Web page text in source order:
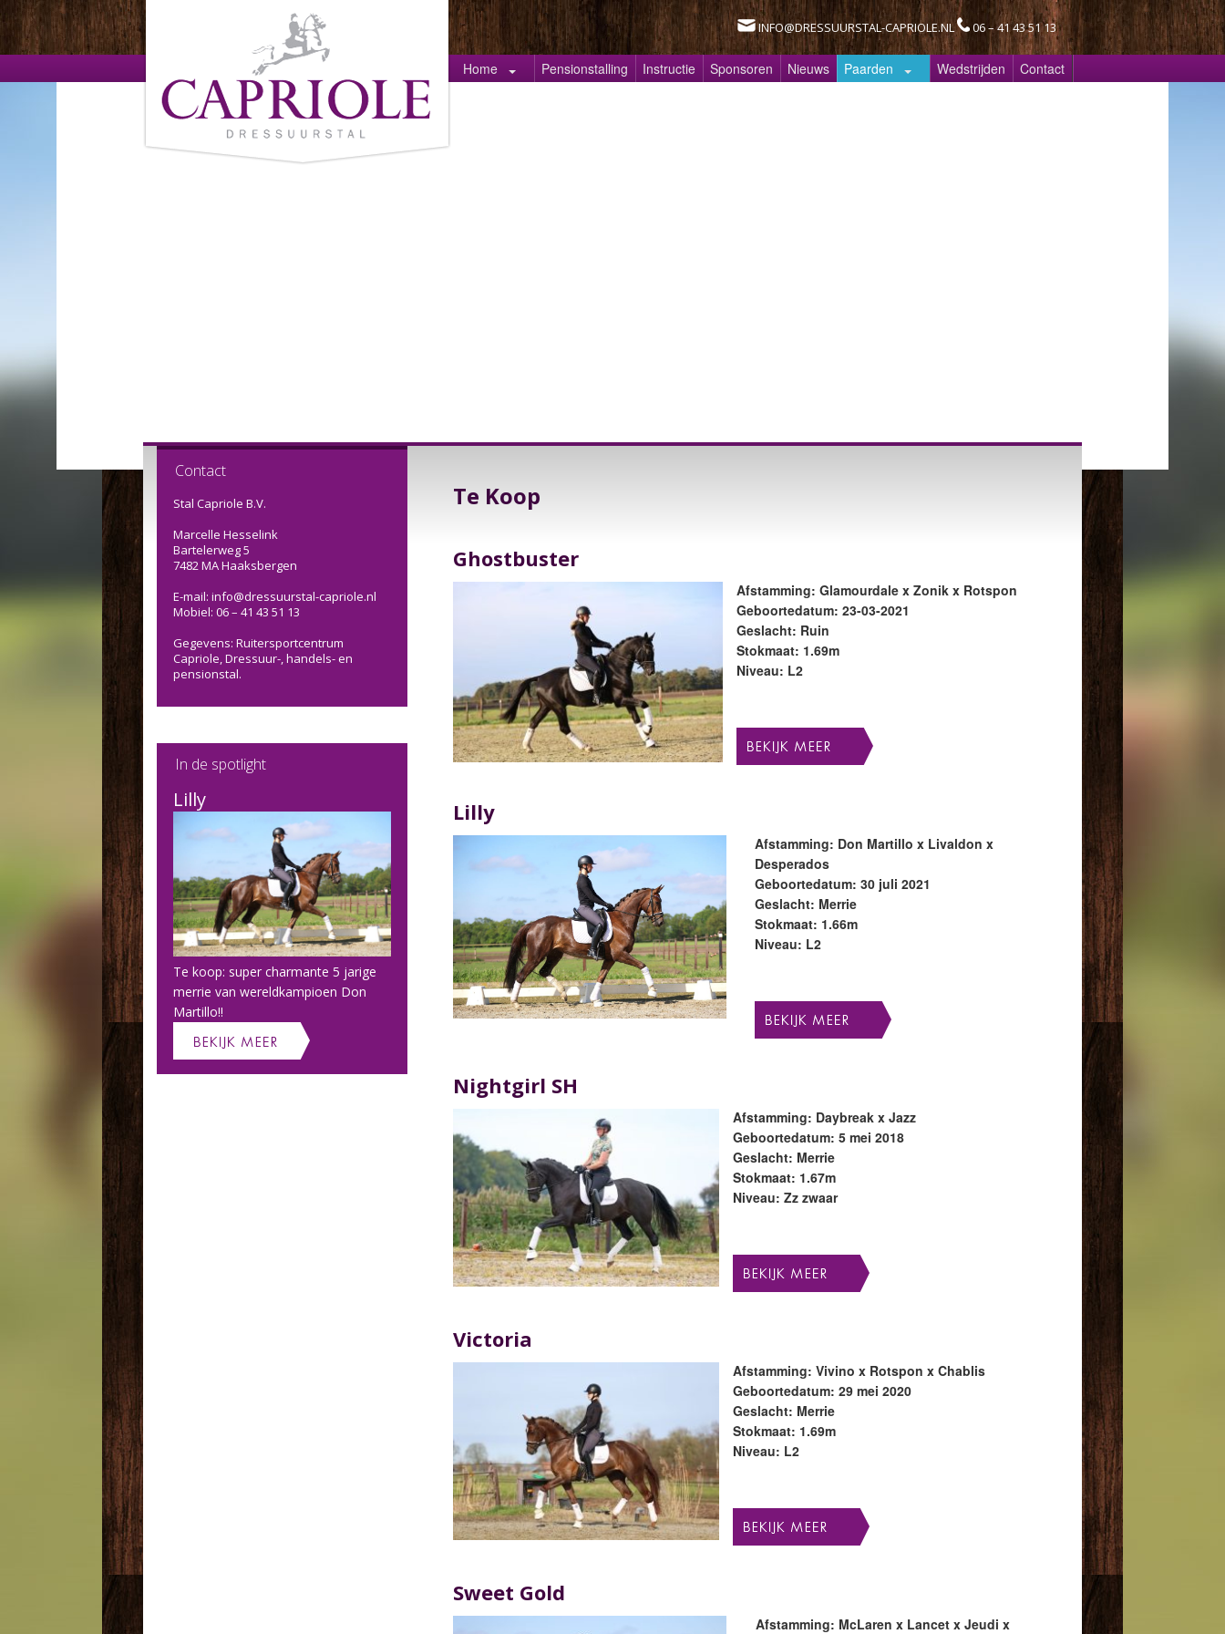
INFO@DRESSUURSTAL-CAPRIOLE.NL 06 – 41 43 51 13
Home Pensionstalling Instructie Sponsoren Nieuws Paarden Wedstrijden Contact
Contact
Stal Capriole B.V.
Marcelle Hesselink
Bartelerweg 5
7482 MA Haaksbergen
E-mail: info@dressuurstal-capriole.nl
Mobiel: 06 – 41 43 51 13
Gegevens: Ruitersportcentrum
Capriole, Dressuur-, handels- en
pensionstal.
In de spotlight
Lilly
Te koop: super charmante 5 jarige
merrie van wereldkampioen Don
Martillo!!
Te Koop
Ghostbuster
Afstamming: Glamourdale x Zonik x Rotspon
Geboortedatum: 23-03-2021
Geslacht: Ruin
Stokmaat: 1.69m
Niveau: L2
Lilly
Afstamming: Don Martillo x Livaldon x
Desperados
Geboortedatum: 30 juli 2021
Geslacht: Merrie
Stokmaat: 1.66m
Niveau: L2
Nightgirl SH
Afstamming: Daybreak x Jazz
Geboortedatum: 5 mei 2018
Geslacht: Merrie
Stokmaat: 1.67m
Niveau: Zz zwaar
Victoria
Afstamming: Vivino x Rotspon x Chablis
Geboortedatum: 29 mei 2020
Geslacht: Merrie
Stokmaat: 1.69m
Niveau: L2
Sweet Gold
Afstamming: McLaren x Lancet x Jeudi x